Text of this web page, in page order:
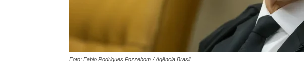
Foto: Fabio Rodrigues Pozzebom / Agência Brasil